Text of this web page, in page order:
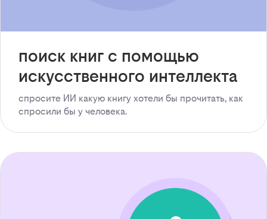
поиск книг с помощью
искусственного интеллекта
спросите ИИ какую книгу хотели бы прочитать, как
спросили бы у человека.